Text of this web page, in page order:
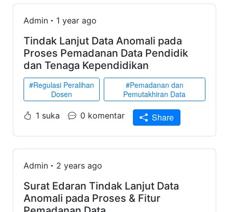
Admin 1 year ago
Tindak Lanjut Data Anomali pada
Proses Pemadanan Data Pendidik
dan Tenaga Kependidikan
#Regulasi Peralihan
Dosen
#Pemadanan dan
Pemutakhiran Data
1 suka 0 komentar Share
Admin 2 years ago
Surat Edaran Tindak Lanjut Data
Anomali pada Proses & Fitur